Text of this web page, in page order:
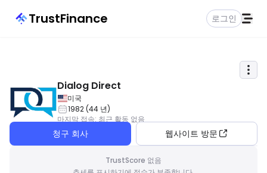
TrustFinance 로그인
Dialog Direct
미국
1982(44 년)
마지막 접속: 최근 활동 없음
청구 회사 웹사이트 방문
TrustScore 없음